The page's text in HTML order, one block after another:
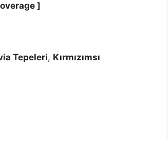
]
Tepeleri, Kırmızımsı